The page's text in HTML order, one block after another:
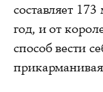
составляет
год, и от
способ вести